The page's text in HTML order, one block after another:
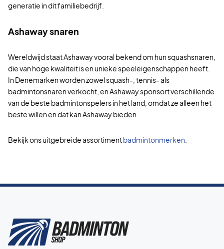
generatie in dit familiebedrijf.
Ashaway snaren
Wereldwijd staat Ashaway vooral bekend om hun squashsnaren,
die van hoge kwaliteit is en unieke speeleigenschappen heeft.
In Denemarken worden zowel squash-, tennis- als
badmintonsnaren verkocht, en Ashaway sponsort verschillende
van de beste badmintonspelers in het land, omdat ze alleen het
beste willen en dat kan Ashaway bieden.
Bekijk ons uitgebreide assortimentbadmintonmerken